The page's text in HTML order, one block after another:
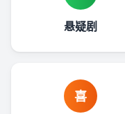
悬疑剧
喜